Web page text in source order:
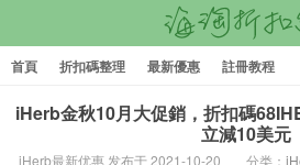
首頁 折扣碼整理 最新優惠 註冊教程
iHerb金秋10月大促銷，折扣碼
立減10美元
iHerb最新优惠 发布于 2021-10-20 分类：